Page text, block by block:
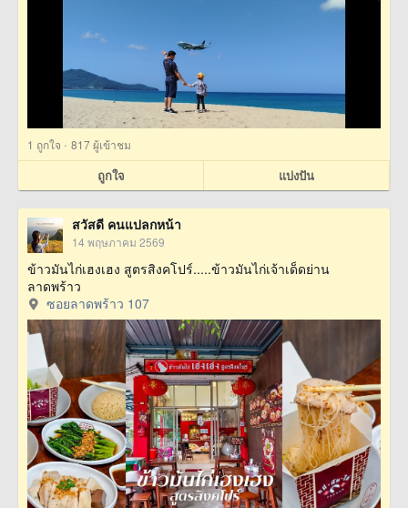
1 ถูกใจ · 817 ผู้เข้าชม
ถูกใจ แบ่งปัน
สวัสดี คนแปลกหน้า
14 พฤษภาคม 2569
ข้าวมันไก่เฮงเฮง สูตรสิงคโปร์.....ข้าวมันไก่เจ้าเด็ดย่าน
ลาดพร้าว
ซอยลาดพร้าว 107